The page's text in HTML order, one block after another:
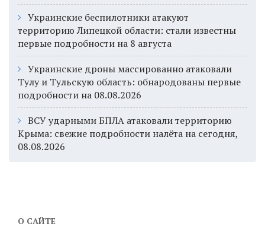
Украинские беспилотники атакуют
территорию Липецкой области: стали известны
первые подробности на 8 августа
Украинские дроны массированно атаковали
Тулу и Тульскую область: обнародованы первые
подробности на 08.08.2026
ВСУ ударными БПЛА атаковали территорию
Крыма: свежие подробности налёта на сегодня,
08.08.2026
О САЙТЕ